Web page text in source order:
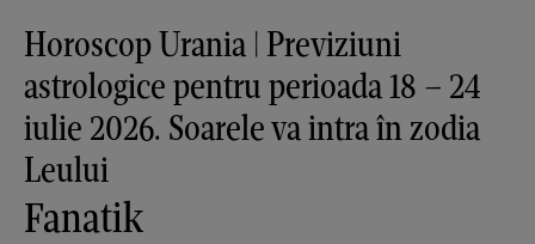
Horoscop Urania | Previziuni
astrologice pentru perioada 18 – 24
iulie 2026. Soarele va intra în zodia
Leului
Fanatik